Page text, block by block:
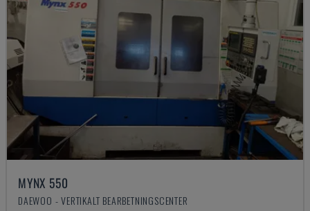
MYNX 550
DAEWOO - VERTIKALT BEARBETNINGSCENTER